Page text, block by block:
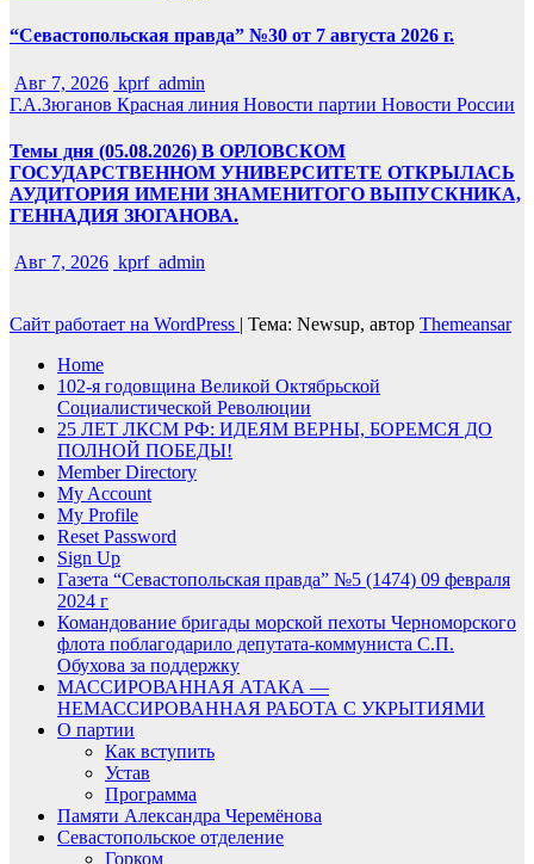
“Севастопольская правда” №30 от 7 августа 2026 г.
Авг 7, 2026 kprf_admin
Г.А.Зюганов Красная линия Новости партии Новости России
Темы дня (05.08.2026) В ОРЛОВСКОМ
ГОСУДАРСТВЕННОМ УНИВЕРСИТЕТЕ ОТКРЫЛАСЬ
АУДИТОРИЯ ИМЕНИ ЗНАМЕНИТОГО ВЫПУСКНИКА,
ГЕННАДИЯ ЗЮГАНОВА.
Авг 7, 2026 kprf_admin
Сайт работает на WordPress | Тема: Newsup, автор Themeansar
Home
102-я годовщина Великой Октябрьской
Социалистической Революции
25 ЛЕТ ЛКСМ РФ: ИДЕЯМ ВЕРНЫ, БОРЕМСЯ ДО
ПОЛНОЙ ПОБЕДЫ!
Member Directory
My Account
My Profile
Reset Password
Sign Up
Газета “Севастопольская правда” №5 (1474) 09 февраля
2024 г
Командование бригады морской пехоты Черноморского
флота поблагодарило депутата-коммуниста С.П.
Обухова за поддержку
МАССИРОВАННАЯ АТАКА —
НЕМАССИРОВАННАЯ РАБОТА С УКРЫТИЯМИ
О партии
Как вступить
Устав
Программа
Памяти Александра Черемёнова
Севастопольское отделение
Горком